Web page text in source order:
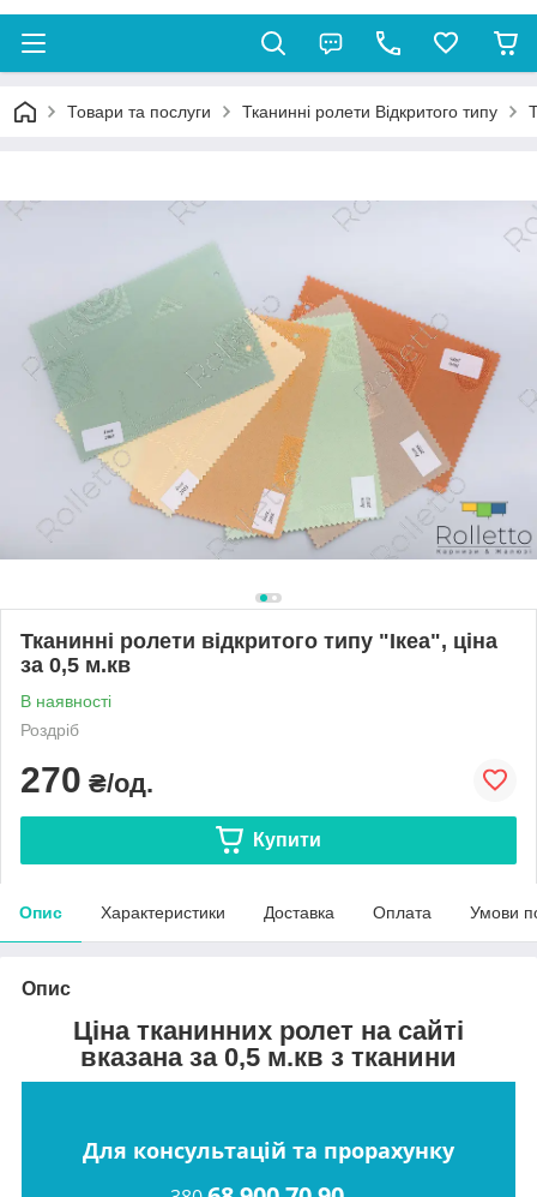
Товари та послуги Тканинні ролети Відкритого типу
Тканинні ролети відкритого типу "Ікеа", ціна
за 0,5 м.кв
В наявності
Роздріб
270 ₴/од.
Купити
Опис Характеристики Доставка Оплата Умови
Опис
Ціна тканинних ролет на сайті
вказана за 0,5 м.кв з тканини
Для консультацій та прорахунку